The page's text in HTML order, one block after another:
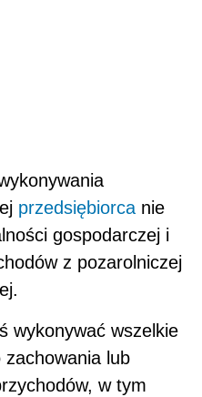
przedsiębiorca nie
gospodarczej i
z pozarolniczej
wykonywać wszelkie
lub
w tym